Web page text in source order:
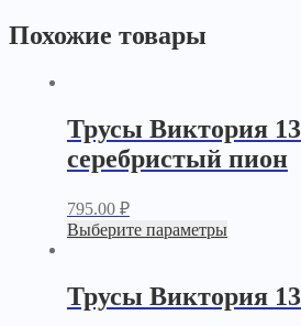
Похожие товары
Трусы Виктория
серебристый пион
795.00 ₽
Выберите параметры
Трусы Виктория